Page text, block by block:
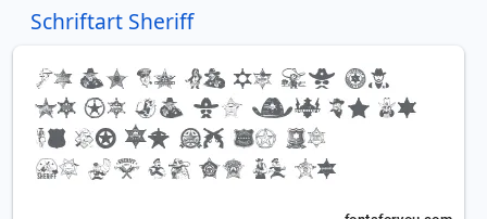
Schriftart Sheriff